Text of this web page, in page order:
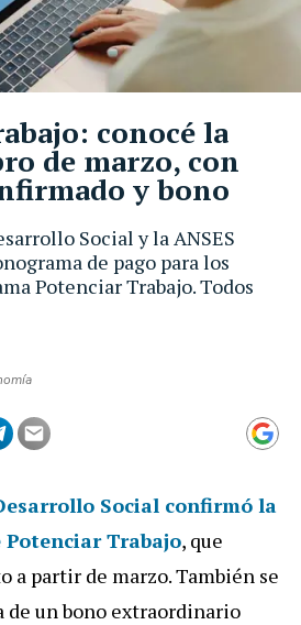
Social y la ANSES
de pago para los
Potenciar Trabajo. Todos
conocé la
de marzo, con
y bono
Social confirmó la
Potenciar Trabajo, que
a partir de marzo. También se
un bono extraordinario